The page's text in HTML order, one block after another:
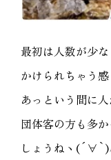
最初は人数が少
かけられちゃう感
あっという間に
団体客の方も多
しょうねヽ